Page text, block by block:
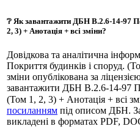
❔ Як завантажити ДБН В.2.6-14-97
2, 3) + Анотація + всі зміни?
Довідкова та аналітична
Покриття будинків і споруд.
зміни опублікована за
завантажити ДБН В.2.6-14-97
(Том 1, 2, 3) + Анотація + всі
посиланням під описом ДБН.
викладені в форматах PDF,